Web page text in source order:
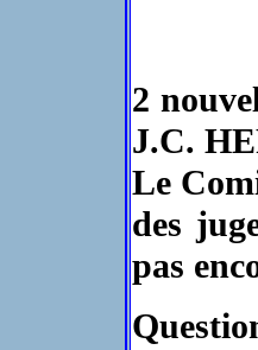
2
J.C.
Le
des
pas